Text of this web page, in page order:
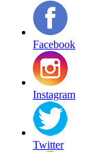
Facebook
Instagram
Twitter